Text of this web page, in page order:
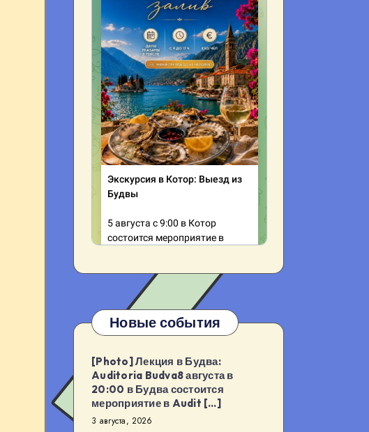
Новые события
[Photo] Лекция в Будва:
Auditoria Budva8 августа в
20:00 в Будва состоится
мероприятие в Audit […]
3 августа, 2026